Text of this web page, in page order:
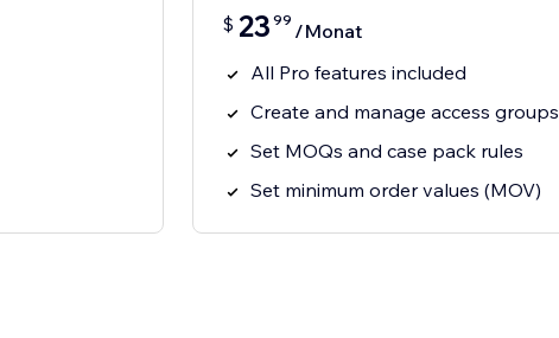
$ 23 99 /Monat
All Pro features included
Create and manage access groups
Set MOQs and case pack rules
Set minimum order values (MOV)